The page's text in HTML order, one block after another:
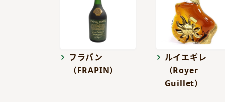
フラパン
（FRAPIN）
ルイエギレ
（Royer
Guillet）